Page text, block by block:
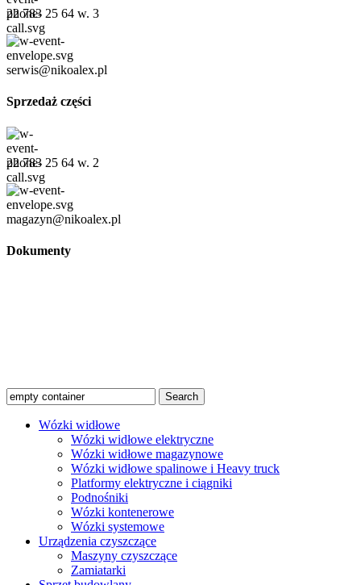
22 783 25 64 w. 3
serwis@nikoalex.pl
Sprzedaż części
22 783 25 64 w. 2
magazyn@nikoalex.pl
Dokumenty
Search
Wózki widłowe
Wózki widłowe elektryczne
Wózki widłowe magazynowe
Wózki widłowe spalinowe i Heavy truck
Platformy elektryczne i ciągniki
Podnośniki
Wózki kontenerowe
Wózki systemowe
Urządzenia czyszczące
Maszyny czyszczące
Zamiatarki